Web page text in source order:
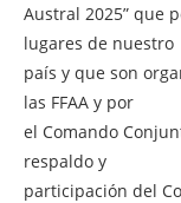
Austral 2025” que
lugares de nuestro
país y que son
las FFAA y por
el Comando
respaldo y
participación del